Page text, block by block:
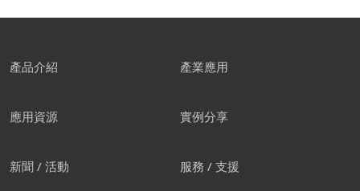
產品介紹 產業應用
應用資源 實例分享
新聞 / 活動 服務 / 支援